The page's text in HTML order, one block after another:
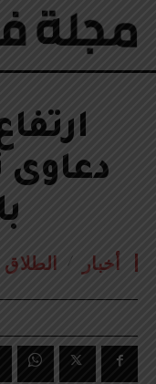
دعاوى
أخبار الطلاق –